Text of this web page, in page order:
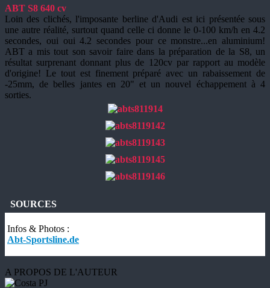
ABT S8 640 cv
Loin des clichés, l'imposante berline d'Audi est ici présentée sous
une autre réalité, surtout quand celle ci donne le 0-100 km/h en 4.2
secondes, oui oui 4.2 secondes pour ce monstre...en aluminium!
ABT a mis tout son savoir faire dans la préparation de la S8, un
résultat surprenant donnant plus de 120cv par rapport au modèle
d'origine! Le tout est finement préparé avec un rabaissement de
-25mm, de belles jantes en 20" et un nouvel échappement à 4
sorties.
SOURCES
Infos & Photos :
Abt-Sportsline.de
A PROPOS DE L'AUTEUR